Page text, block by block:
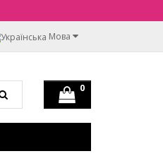
Мова
0